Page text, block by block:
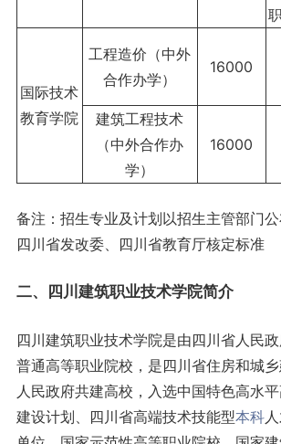
国际技术
教育学院
工程造价（中外
合作办学）
16000
建筑工程技术
（中外合作办
学）
16000
备注：招生专业及计划以招生主管部门
四川省发改委、四川省教育厅核定标准
二、四川建筑职业技术学院简介
四川建筑职业技术学院是由四川省人民
普通高等职业院校，是四川省住房和城
人民政府共建高校，入选中国特色高水
建设计划、四川省高端技术技能型本科